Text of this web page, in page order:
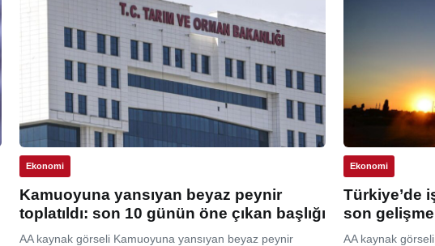
Ekonomi
Kamuoyuna yansıyan beyaz peynir
toplatıldı: son 10 günün öne çıkan başlığı
AA kaynak görseli Kamuoyuna yansıyan beyaz peynir
Ekonomi
Türkiye’de
son
AA kaynak